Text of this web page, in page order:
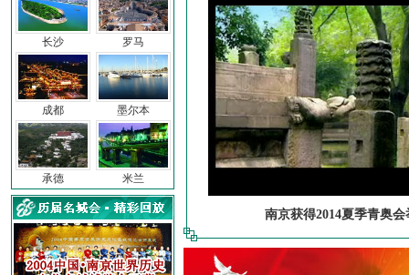
长沙
成都
承德
罗马
墨尔本
米兰
南京获得2014夏季青奥会